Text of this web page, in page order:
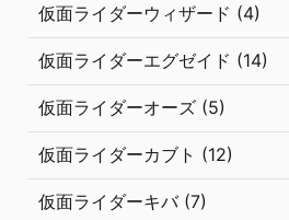
仮面ライダーウィザード (4)
仮面ライダーエグゼイド (14)
仮面ライダーオーズ (5)
仮面ライダーカブト (12)
仮面ライダーキバ (7)